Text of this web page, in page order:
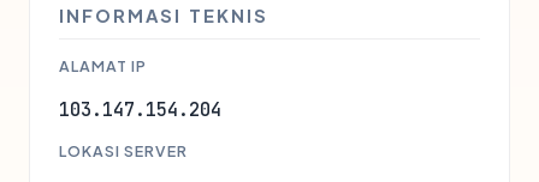
INFORMASI TEKNIS
ALAMAT IP
103.147.154.204
LOKASI SERVER